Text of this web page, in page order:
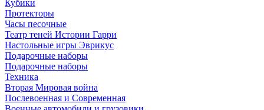
Кубики
Протекторы
Часы песочные
Театр теней Истории Гарри
Настольные игры Эврикус
Подарочные наборы
Подарочные наборы
Техника
Вторая Мировая война
Послевоенная и Современная